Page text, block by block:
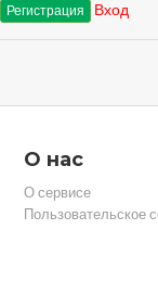
Регистрация Вход
О нас
О сервисе
Пользовательское